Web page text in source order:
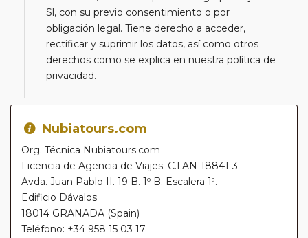
Sl, con su previo consentimiento o por
obligación legal. Tiene derecho a acceder,
rectificar y suprimir los datos, así como otros
derechos como se explica en nuestra política de
privacidad.
Nubiatours.com
Org. Técnica Nubiatours.com
Licencia de Agencia de Viajes: C.I.AN-18841-3
Avda. Juan Pablo II. 19 B. 1º B. Escalera 1ª.
Edificio Dávalos
18014 GRANADA (Spain)
Teléfono: +34 958 15 03 17